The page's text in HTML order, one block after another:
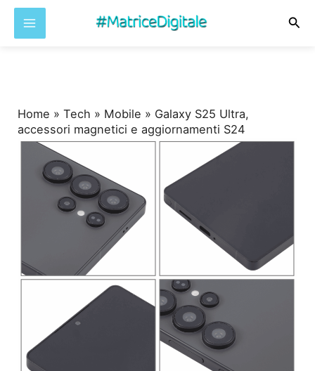
Home »Tech » Mobile » Galaxy S25 Ultra,
accessori magnetici e aggiornamenti S24